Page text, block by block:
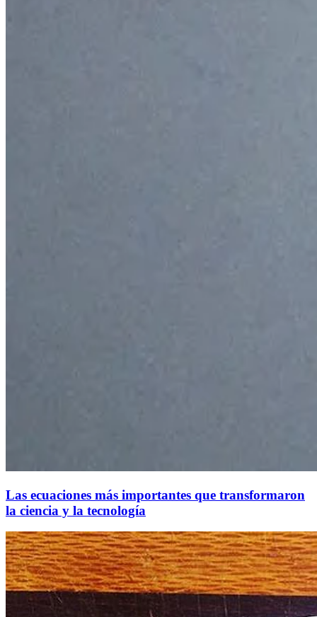
Las ecuaciones más importantes que transformaron
la ciencia y la tecnología